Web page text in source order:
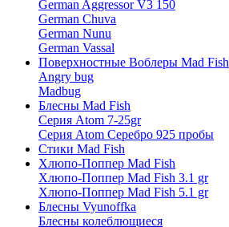
German Aggressor V3 150
German Chuva
German Nunu
German Vassal
Поверхностные Воблеры Mad Fish
Angry bug
Madbug
Блесны Mad Fish
Серия Atom 7-25gr
Серия Atom Серебро 925 пробы
Стики Mad Fish
Хлюпо-Поппер Mad Fish
Хлюпо-Поппер Mad Fish 3.1 gr
Хлюпо-Поппер Mad Fish 5.1 gr
Блесны Vyunoffka
Блесны колеблющиеся